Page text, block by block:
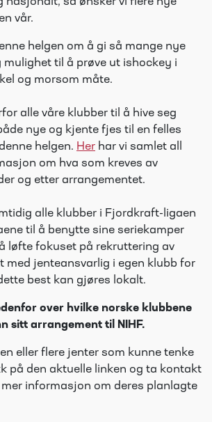
vår.
helgen om å gi så mange nye
mulighet til å prøve ut ishockey i
og morsom måte.
alle våre klubber til å hive seg
nye og kjente fjes til en felles
helgen. Her har vi samlet all
om hva som kreves av
og etter arrangementet.
alle klubber i Fjordkraft-ligaen
til å benytte sine seriekamper
løfte fokuset på rekruttering av
med jenteansvarlig i egen klubb for
best kan gjøres lokalt.
over hvilke norske klubbene
sitt arrangement til NIHF.
eller flere jenter som kunne tenke
på den aktuelle linken og ta kontakt
informasjon om deres planlagte